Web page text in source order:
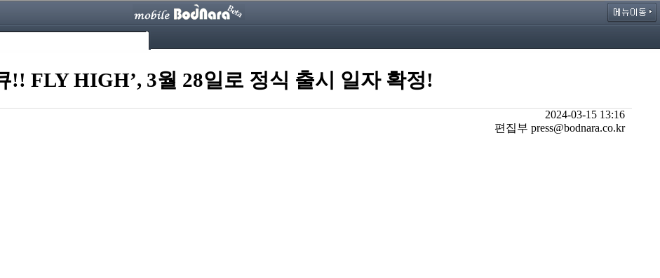
!! FLY HIGH’, 3월 28일로 정식 출시 일자 확정!
2024-03-15 13:16
편집부 press@bodnara.co.kr